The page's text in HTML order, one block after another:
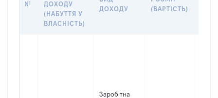
№
ДОХОДУ
(НАБУТТЯ У
ВЛАСНІСТЬ)
ДОХОДУ
(ВАРТІСТЬ)
Заробітна